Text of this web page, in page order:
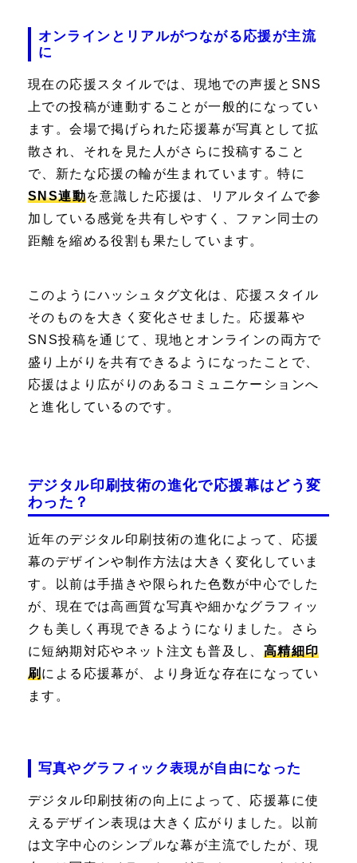
オンラインとリアルがつながる応援が主流
に
現在の応援スタイルでは、現地での声援とSNS
上での投稿が連動することが一般的になってい
ます。会場で掲げられた応援幕が写真として拡
散され、それを見た人がさらに投稿すること
で、新たな応援の輪が生まれています。特に
SNS連動を意識した応援は、リアルタイムで参
加している感覚を共有しやすく、ファン同士の
距離を縮める役割も果たしています。
このようにハッシュタグ文化は、応援スタイル
そのものを大きく変化させました。応援幕や
SNS投稿を通じて、現地とオンラインの両方で
盛り上がりを共有できるようになったことで、
応援はより広がりのあるコミュニケーションへ
と進化しているのです。
デジタル印刷技術の進化で応援幕はどう変
わった？
近年のデジタル印刷技術の進化によって、応援
幕のデザインや制作方法は大きく変化していま
す。以前は手描きや限られた色数が中心でした
が、現在では高画質な写真や細かなグラフィッ
クも美しく再現できるようになりました。さら
に短納期対応やネット注文も普及し、 高精細印
刷による応援幕が、より身近な存在になってい
ます。
写真やグラフィック表現が自由になった
デジタル印刷技術の向上によって、応援幕に使
えるデザイン表現は大きく広がりました。以前
は文字中心のシンプルな幕が主流でしたが、現